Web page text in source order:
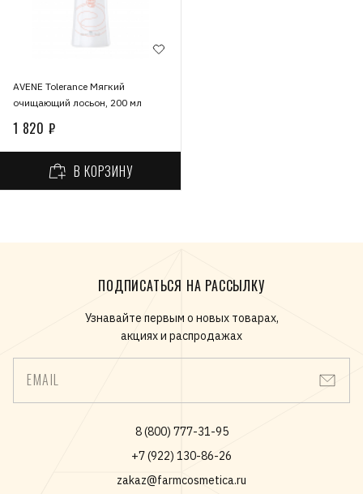
AVENE Tolerance Мягкий
очищающий лосьон, 200 мл
1 820 ₽
В КОРЗИНУ
ПОДПИСАТЬСЯ НА РАССЫЛКУ
Узнавайте первым о новых товарах,
акциях и распродажах
EMAIL
8 (800) 777-31-95
+7 (922) 130-86-26
zakaz@farmcosmetica.ru